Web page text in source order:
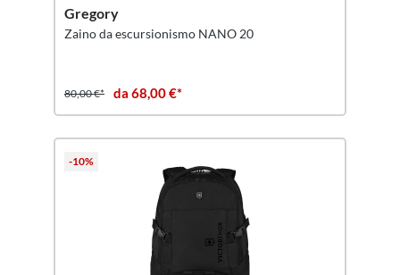
Gregory
Zaino da escursionismo NANO 20
80,00 €* da 68,00 €*
-10%